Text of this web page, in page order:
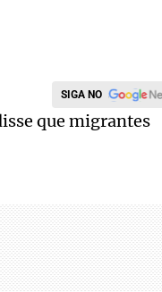
SIGA NO
que migrantes